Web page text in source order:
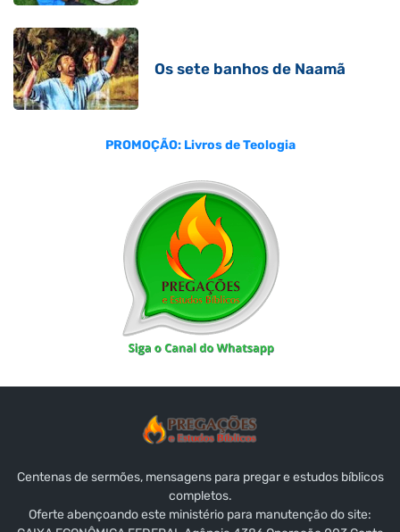
Os sete banhos de Naamã
PROMOÇÃO: Livros de Teologia
Centenas de sermões, mensagens para pregar e estudos bíblicos
completos.
Oferte abençoando este ministério para manutenção do site: